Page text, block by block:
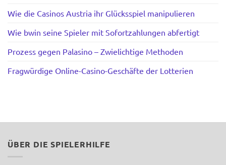
Wie die Casinos Austria ihr Glücksspiel manipulieren
Wie bwin seine Spieler mit Sofortzahlungen abfertigt
Prozess gegen Palasino – Zwielichtige Methoden
Fragwürdige Online-Casino-Geschäfte der Lotterien
ÜBER DIE SPIELERHILFE